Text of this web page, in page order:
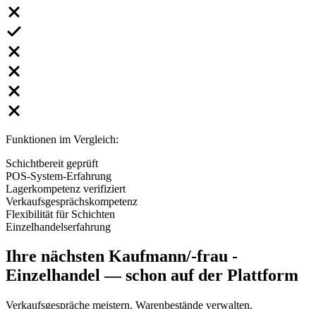
Funktionen im Vergleich:
Schichtbereit geprüft
POS-System-Erfahrung
Lagerkompetenz verifiziert
Verkaufsgesprächskompetenz
Flexibilität für Schichten
Einzelhandelserfahrung
Ihre nächsten Kaufmann/-frau -
Einzelhandel— schon auf der Plattform
Verkaufsgespräche meistern, Warenbestände verwalten,